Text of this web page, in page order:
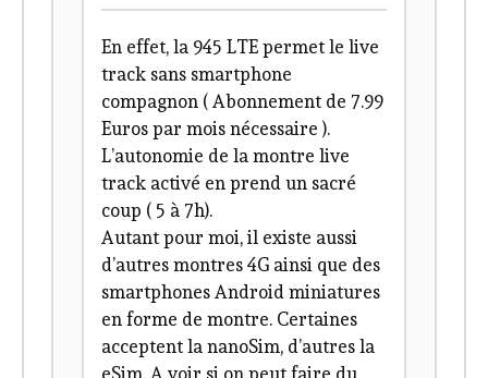
En effet, la 945 LTE permet le live
track sans smartphone
compagnon ( Abonnement de 7.99
Euros par mois nécessaire ).
L’autonomie de la montre live
track activé en prend un sacré
coup ( 5 à 7h).
Autant pour moi, il existe aussi
d’autres montres 4G ainsi que des
smartphones Android miniatures
en forme de montre. Certaines
acceptent la nanoSim, d’autres la
eSim. A voir si on peut faire du